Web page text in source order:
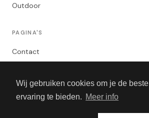
Wij gebruiken cookies om je de beste
ervaring te bieden. Meer info
Outdoor
PAGINA'S
Contact
Algemene Voorwaarden
Adverteren